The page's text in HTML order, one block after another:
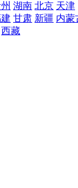
湖南 北京 天津
甘肃 新疆 内蒙
西藏